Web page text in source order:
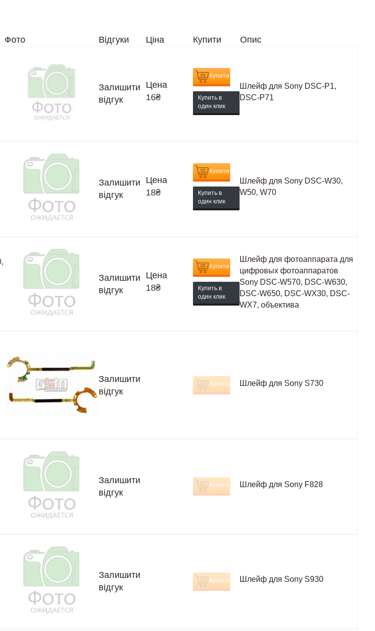
Фото Відгуки Ціна Купити Опис
Залишити
відгук
Цена
16₴
Купити
Купить в
один клик
Шлейф для Sony DSC-P1,
DSC-P71
Залишити
відгук
Цена
18₴
Купити
Купить в
один клик
Шлейф для Sony DSC-W30,
W50, W70
Залишити
відгук
Цена
18₴
Купити
Купить в
один клик
Шлейф для фотоаппарата для
цифровых фотоаппаратов
Sony DSC-W570, DSC-W630,
DSC-W650, DSC-WX30, DSC-
WX7, объектива
Залишити
відгук
Купити Шлейф для Sony S730
Залишити
відгук
Купити Шлейф для Sony F828
Залишити
відгук
Купити Шлейф для Sony S930